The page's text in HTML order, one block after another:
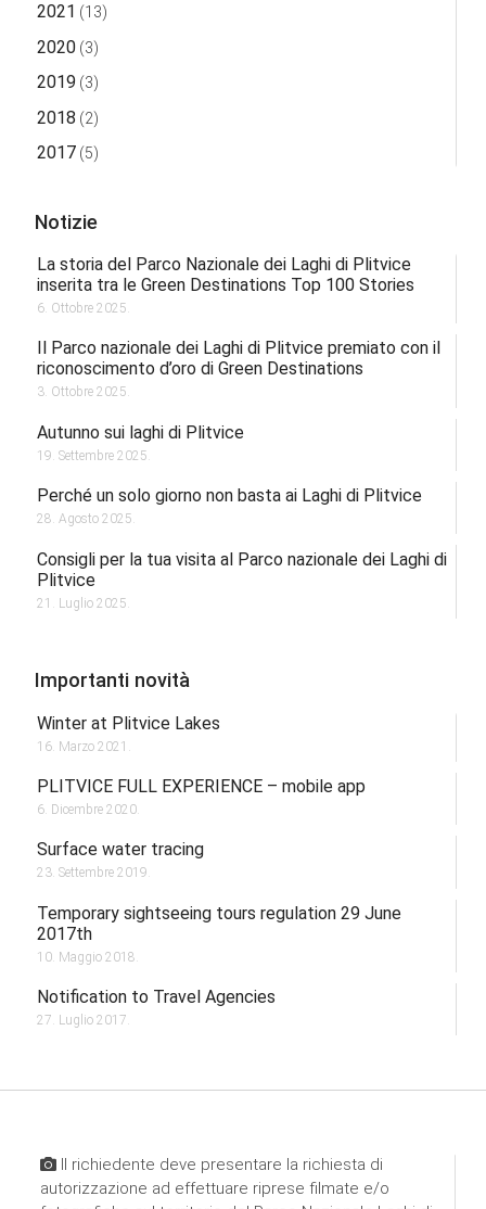
2021 (13)
2020(3)
2019 (3)
2018 (2)
2017(5)
Notizie
La storia del Parco Nazionale dei Laghi di Plitvice
inserita tra le Green Destinations Top 100 Stories
6. Ottobre 2025.
Il Parco nazionale dei Laghi di Plitvice premiato con il
riconoscimento d’oro di Green Destinations
3. Ottobre 2025.
Autunno sui laghi di Plitvice
19. Settembre 2025.
Perché un solo giorno non basta ai Laghi di Plitvice
28. Agosto 2025.
Consigli per la tua visita al Parco nazionale dei Laghi di
Plitvice
21. Luglio 2025.
Importanti novità
Winter at Plitvice Lakes
16. Marzo 2021.
PLITVICE FULL EXPERIENCE – mobile app
6. Dicembre 2020.
Surface water tracing
23. Settembre 2019.
Temporary sightseeing tours regulation 29 June
2017th
10. Maggio 2018.
Notification to Travel Agencies
27. Luglio 2017.
Il richiedente deve presentare la richiesta di
autorizzazione ad effettuare riprese filmate e/o